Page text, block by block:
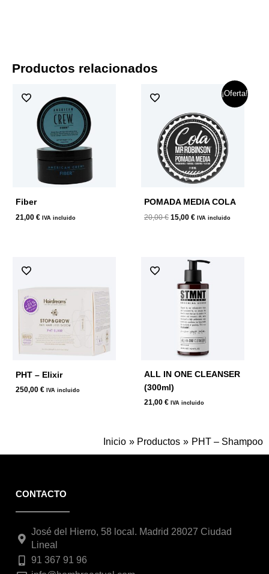
Productos relacionados
Fiber
21,00 € IVA incluido
¡Oferta!
POMADA MEDIA COLA
20,00€
era:
20,00 €.
15,00 €
es:
15,00 €.
IVA incluido
PHT – Elixir
250,00 € IVA incluido
ALL IN ONE CLEANSER
(300ml)
21,00 € IVA incluido
Inicio Productos PHT – Shampoo
CONTACTO
José del Hierro, 58 local. Madrid 28027 Ciudad
Lineal
91 367 91 96